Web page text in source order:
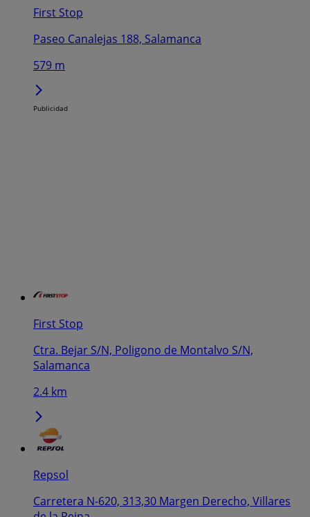
First Stop
Paseo Canalejas 188, Salamanca
579 m
Publicidad
First Stop
Ctra. Bejar S/N, Poligono de Montalvo S/N,
Salamanca
2.4 km
Repsol
Carretera N-620, 313,30 Margen Derecho, Villares